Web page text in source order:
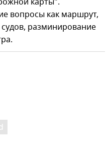
вопросы как маршрут,
разминирование